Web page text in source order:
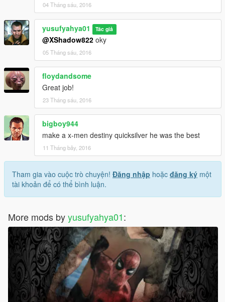
04 Tháng sáu, 2016
yusufyahya01 Tác giả
@XShadow822 oky
05 Tháng sáu, 2016
floydandsome
Great job!
23 Tháng sáu, 2016
bigboy944
make a x-men destiny quicksilver he was the best
11 Tháng bảy, 2016
Tham gia vào cuộc trò chuyện! Đăng nhập hoặc đăng ký một
tài khoản để có thể bình luận.
More mods byyusufyahya01: